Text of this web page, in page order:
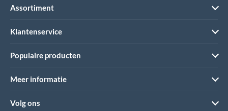
Assortiment
Klantenservice
Populaire producten
Meer informatie
Volg ons